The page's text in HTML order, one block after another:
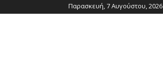
Παρασκευή, 7 Αυγούστου, 2026